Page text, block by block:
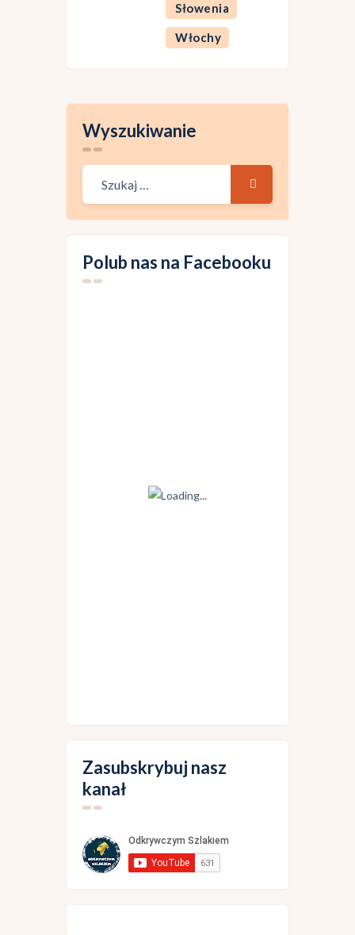
Słowenia
Włochy
Wyszukiwanie
Polub nas na Facebooku
Zasubskrybuj nasz
kanał